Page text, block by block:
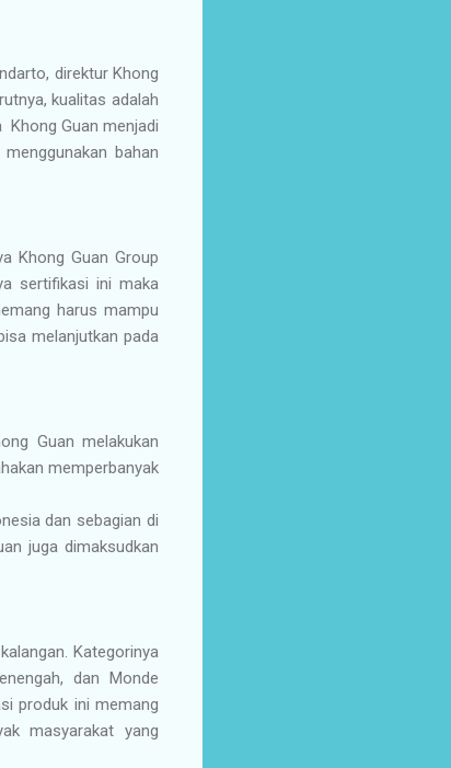
direktur Khong
kualitas adalah
Khong Guan menjadi
bahan
Khong Guan Group
sertifikasi ini maka
harus mampu
melanjutkan pada
Guan melakukan
memperbanyak
dan sebagian di
juga dimaksudkan
Kategorinya
dan Monde
produk ini memang
masyarakat yang